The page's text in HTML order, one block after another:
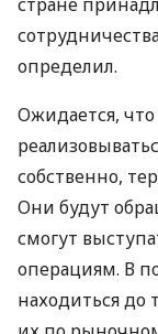
пользование
остальных
стране
определил.
Ожидается,